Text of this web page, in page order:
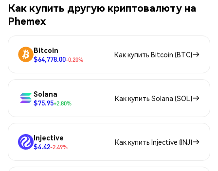
Как купить другую криптовалюту на
Phemex
Bitcoin
$64,778.00-0.20%
Как купить Bitcoin (BTC)
Solana
$75.95+2.80%
Как купить Solana (SOL)
Injective
$4.42-2.49%
Как купить Injective (INJ)